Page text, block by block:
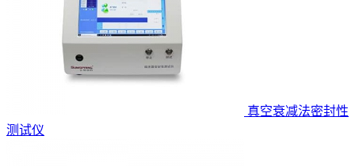
真空衰减法密封性
测试仪